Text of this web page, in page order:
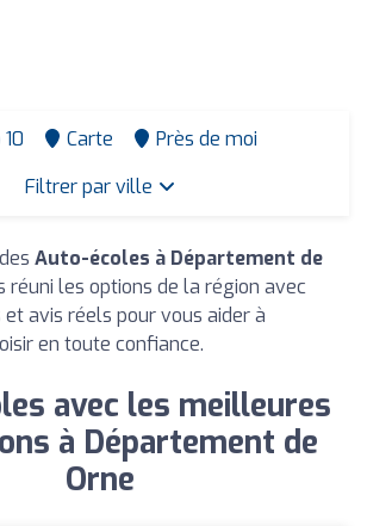
Carte
Près de moi
Filtrer par ville
Auto-écoles à Département de
réuni les options de la région avec
avis réels pour vous aider à
en toute confiance.
avec les meilleures
à Département de
Orne